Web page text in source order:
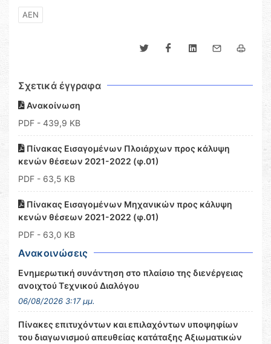
ΑΕΝ
Σχετικά έγγραφα
Ανακοίνωση
PDF - 439,9 KB
Πίνακας Εισαγομένων Πλοιάρχων προς κάλυψη
κενών θέσεων 2021-2022 (φ.01)
PDF - 63,5 KB
Πίνακας Εισαγομένων Μηχανικών προς κάλυψη
κενών θέσεων 2021-2022 (φ.01)
PDF - 63,0 KB
Ανακοινώσεις
Ενημερωτική συνάντηση στο πλαίσιο της διενέργειας
ανοιχτού Τεχνικού Διαλόγου
06/08/2026 3:17 μμ.
Πίνακες επιτυχόντων και επιλαχόντων υποψηφίων
του διαγωνισμού απευθείας κατάταξης Αξιωματικών